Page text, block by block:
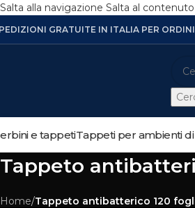
Salta alla navigazione Salta al
GRATUITE IN ITALIA PER
e tappetiTappeti per ambienti
Tappeto
Home/Tappeto antibatterico 120